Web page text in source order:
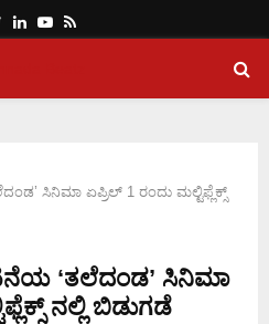
Twitter
LinkedinYoutube
Rss
ಸಿನಿಮಾ ಏಪ್ರಿಲ್ 1 ರಂದು ಮಲ್ಟಿಫ್ಲೆಕ್ಸ್
‘ತಲೆದಂಡ’ ಸಿನಿಮಾ
ನಲ್ಲಿ ಬಿಡುಗಡೆ